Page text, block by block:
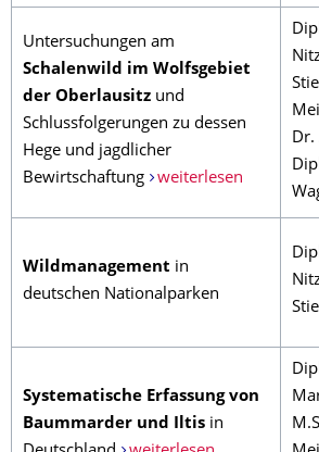
Untersuchungen am
Schalenwild im Wolfsgebiet
der Oberlausitz und
Schlussfolgerungen zu dessen
Hege und jagdlicher
Bewirtschaftung
weiterlesen
Dr.
Wildmanagement in
deutschen Nationalparken
Systematische Erfassung von
Baummarder und Iltis in